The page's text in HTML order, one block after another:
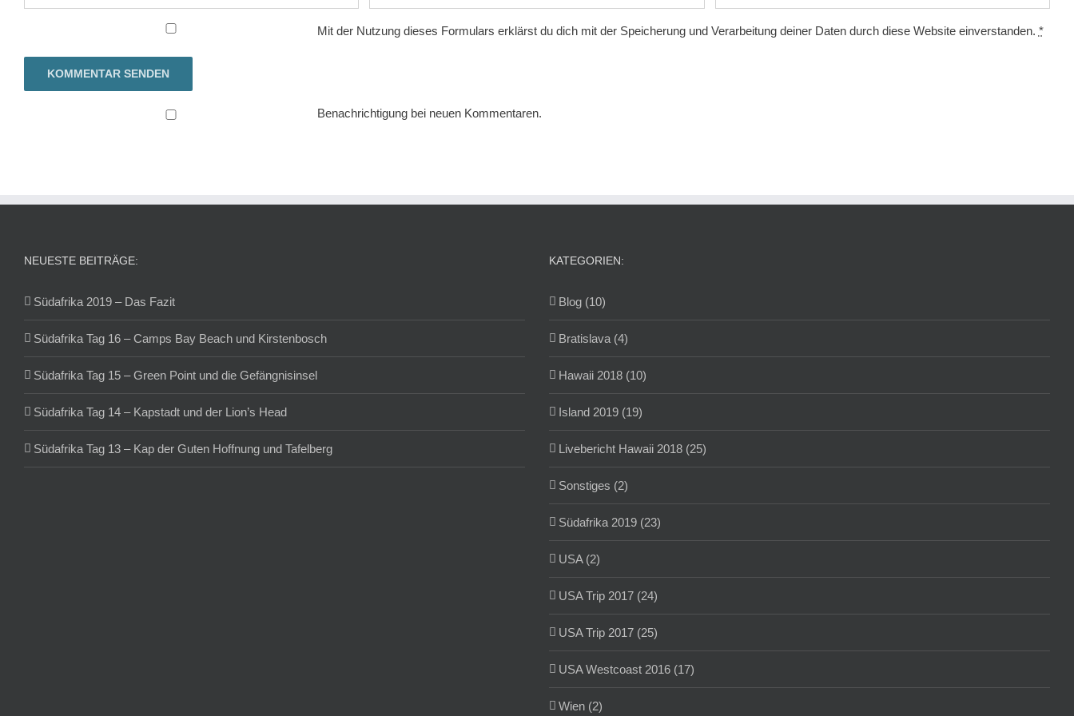
Mit der Nutzung dieses Formulars erklärst du dich mit der Speicherung und Verarbeitung deiner Daten durch diese Website einverstanden. *
Benachrichtigung bei neuen Kommentaren.
NEUESTE BEITRÄGE:
Südafrika 2019 – Das Fazit
Südafrika Tag 16 – Camps Bay Beach und Kirstenbosch
Südafrika Tag 15 – Green Point und die Gefängnisinsel
Südafrika Tag 14 – Kapstadt und der Lion’s Head
Südafrika Tag 13 – Kap der Guten Hoffnung und Tafelberg
KATEGORIEN:
Blog (10)
Bratislava (4)
Hawaii 2018 (10)
Island 2019 (19)
Livebericht Hawaii 2018 (25)
Sonstiges (2)
Südafrika 2019 (23)
USA (2)
USA Trip 2017 (24)
USA Trip 2017 (25)
USA Westcoast 2016 (17)
Wien (2)